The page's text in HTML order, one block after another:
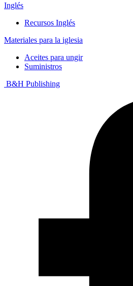
Inglés
Recursos Inglés
Materiales para la iglesia
Aceites para ungir
Suministros
B&H Publishing